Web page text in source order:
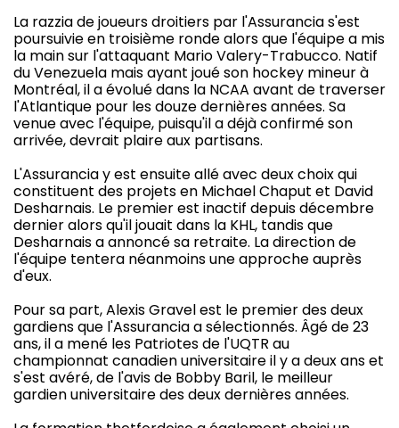
La razzia de joueurs droitiers par l'Assurancia s'est
poursuivie en troisième ronde alors que l'équipe a mis
la main sur l'attaquant Mario Valery-Trabucco. Natif
du Venezuela mais ayant joué son hockey mineur à
Montréal, il a évolué dans la NCAA avant de traverser
l'Atlantique pour les douze dernières années. Sa
venue avec l'équipe, puisqu'il a déjà confirmé son
arrivée, devrait plaire aux partisans.
L'Assurancia y est ensuite allé avec deux choix qui
constituent des projets en Michael Chaput et David
Desharnais. Le premier est inactif depuis décembre
dernier alors qu'il jouait dans la KHL, tandis que
Desharnais a annoncé sa retraite. La direction de
l'équipe tentera néanmoins une approche auprès
d'eux.
Pour sa part, Alexis Gravel est le premier des deux
gardiens que l'Assurancia a sélectionnés. Âgé de 23
ans, il a mené les Patriotes de l'UQTR au
championnat canadien universitaire il y a deux ans et
s'est avéré, de l'avis de Bobby Baril, le meilleur
gardien universitaire des deux dernières années.